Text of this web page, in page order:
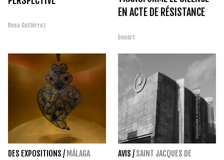
Rosa Gutiérrez
EN ACTE DE RÉSISTANCE
bonart
DES EXPOSITIONS / MÁLAGA AVIS / SAINT JACQUES DE